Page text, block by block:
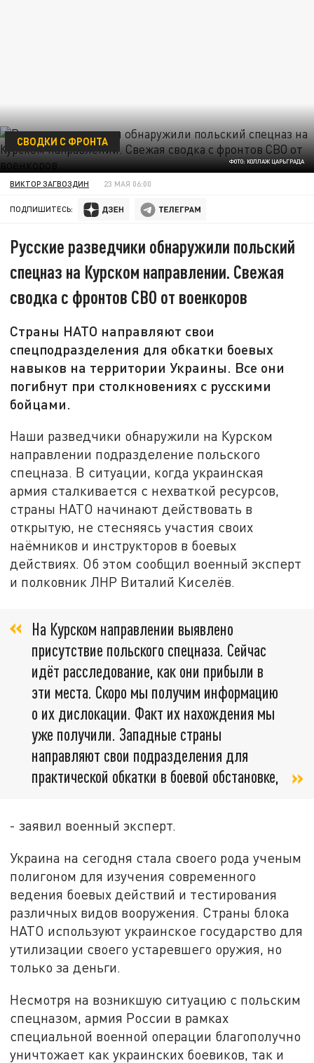
ФОТО: КОЛЛАЖ ЦАРЬГРАДА
СВОДКИ С ФРОНТА
ВИКТОР ЗАГВОЗДИН 23 МАЯ 06:00
ПОДПИШИТЕСЬ:
Русские разведчики обнаружили польский
спецназ на Курском направлении. Свежая
сводка с фронтов СВО от военкоров
Страны НАТО направляют свои
спецподразделения для обкатки боевых
навыков на территории Украины. Все они
погибнут при столкновениях с русскими
бойцами.
Наши разведчики обнаружили на Курском
направлении подразделение польского
спецназа. В ситуации, когда украинская
армия сталкивается с нехваткой ресурсов,
страны НАТО начинают действовать в
открытую, не стесняясь участия своих
наёмников и инструкторов в боевых
действиях. Об этом сообщил военный эксперт
и полковник ЛНР Виталий Киселёв.
На Курском направлении выявлено
присутствие польского спецназа. Сейчас
идёт расследование, как они прибыли в
эти места. Скоро мы получим информацию
о их дислокации. Факт их нахождения мы
уже получили. Западные страны
направляют свои подразделения для
практической обкатки в боевой обстановке,
- заявил военный эксперт.
Украина на сегодня стала своего рода ученым
полигоном для изучения современного
ведения боевых действий и тестирования
различных видов вооружения. Страны блока
НАТО используют украинское государство для
утилизации своего устаревшего оружия, но
только за деньги.
Несмотря на возникшую ситуацию с польским
спецназом, армия России в рамках
специальной военной операции благополучно
уничтожает как украинских боевиков, так и